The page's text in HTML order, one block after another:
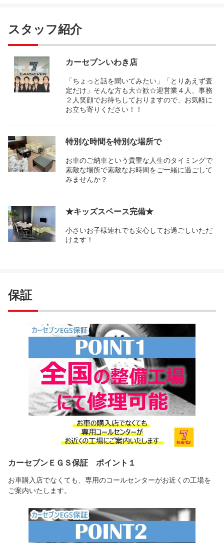
スタッフ紹介
カーセブンいわき店
「ちょっと話を聞いてみたい」「とりあえず査
定だけ」そんな方も大☆歓☆迎営業４人、事務
２人笑顔でお待ちしておりますので、お気軽に
お立ち寄りください！！
特別な時間を特別な場所で
お車のご納車という貴重な人生のタイミングで
素敵な場所で素敵なお時間をご一緒に過ごして
みませんか？
★キッズスペース完備★
小さいお子様連れでも安心してお過ごしいただ
けます！
保証
カーセブンＥＧＳ保証 ポイント１
お車購入店でなくても、専用のコールセンターがお近くの工場を
ご案内いたします。